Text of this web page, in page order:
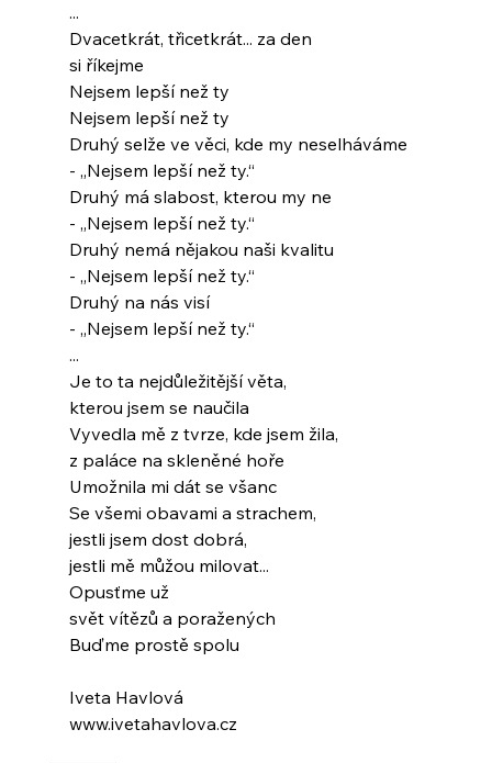
...
Dvacetkrát, třicetkrát... za den
si říkejme
Nejsem lepší než ty
Nejsem lepší než ty
Druhý selže ve věci, kde my neselháváme
- „Nejsem lepší než ty.“
Druhý má slabost, kterou my ne
- „Nejsem lepší než ty.“
Druhý nemá nějakou naši kvalitu
- „Nejsem lepší než ty.“
Druhý na nás visí
- „Nejsem lepší než ty.“
...
Je to ta nejdůležitější věta,
kterou jsem se naučila
Vyvedla mě z tvrze, kde jsem žila,
z paláce na skleněné hoře
Umožnila mi dát se všanc
Se všemi obavami a strachem,
jestli jsem dost dobrá,
jestli mě můžou milovat...
Opusťme už
svět vítězů a poražených
Buďme prostě spolu
Iveta Havlová
www.ivetahavlova.cz